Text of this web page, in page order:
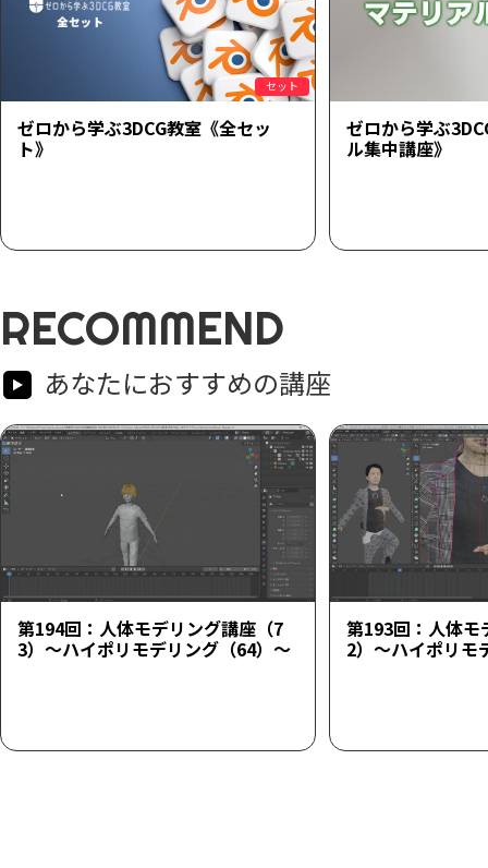
セット
ゼロから学ぶ3DCG教室《全セッ
ト》
ゼロから学ぶ
ル集中講座》
RECOMMEND
あなたにおすすめの講座
第194回：人体モデリング講座（7
3）～ハイポリモデリング（64）～
第193回：人体モ
2）～ハイポリモ